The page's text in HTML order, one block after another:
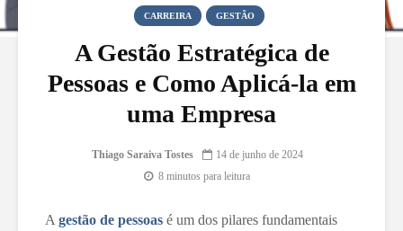
CARREIRA GESTÃO
A Gestão Estratégica de
Pessoas e Como Aplicá-la em
uma Empresa
Thiago Saraiva Tostes
14 de junho de 2024
8 minutos para leitura
A gestão de pessoas é um dos pilares fundamentais